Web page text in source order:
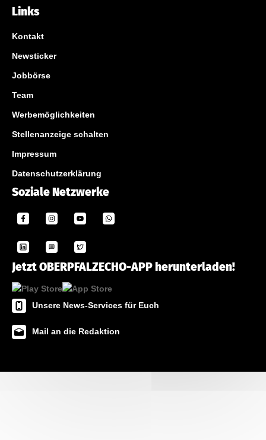
Links
Kontakt
Newsticker
Jobbörse
Team
Werbemöglichkeiten
Stellenanzeige schalten
Impressum
Datenschutzerklärung
Soziale Netzwerke
Jetzt OBERPFALZECHO-APP herunterladen!
Unsere News-Services für Euch
Mail an die Redaktion